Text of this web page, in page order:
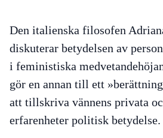
Den italienska filosofen
diskuterar betydelsen av
i feministiska
gör en annan till ett
att tillskriva vännens privata
erfarenheter politisk betydelse.